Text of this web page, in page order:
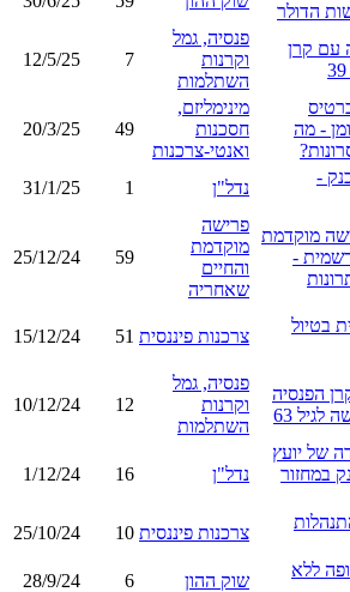
הדולר
עם קרן
פנסיה, גמל
וקרנות
השתלמות
7
12/5/25
- מה
מינימליזם,
חסכנות
ואנטי-צרכנות
49
20/3/25
-
נדל"ן 1
31/1/25
מוקדמת
-
פרישה
מוקדמת
והחיים
שאחריה
59
25/12/24
בטיול
צרכנות פיננסית 51
15/12/24
הפנסיה
63
פנסיה, גמל
וקרנות
השתלמות
12
10/12/24
של יועץ
במחזור
נדל"ן 16
1/12/24
צרכנות פיננסית 10
25/10/24
ללא
שוק ההון 6
28/9/24